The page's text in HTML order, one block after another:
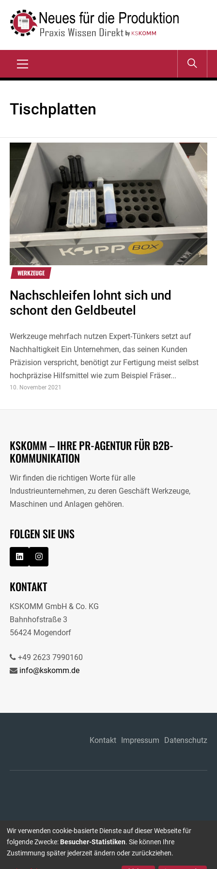
Inhalt
springen
NEUES FÜR DIE
PRODUKTION
Tischplatten
WERKZEUGE
Nachschleifen lohnt sich und
schont den Geldbeutel
Werkzeuge mehrfach nutzen Expert-Tünkers setzt auf
Nachhaltigkeit Ein Unternehmen, das seinen Kunden
Präzision verspricht, benötigt zur Fertigung meist selbst
hochpräzise Hilfsmittel wie zum Beispiel Fräser...
10. November 2021
KSKOMM – IHRE PR-AGENTUR FÜR B2B-
KOMMUNIKATION
Wir finden die richtigen Worte für alle
Industrieunternehmen, zu deren Geschäft Werkzeuge,
Maschinen und Anlagen gehören.
FOLGEN SIE UNS
KONTAKT
KSKOMM GmbH & Co. KG
Bahnhofstraße 3
56424 Mogendorf
+49 2623 7990160
info@kskomm.de
Kontakt Impressum Datenschutz
Wir verwenden cookie-basierte Dienste auf dieser Webseite für
folgende Zwecke: Besucher-Statistiken. Sie können Ihre
Zustimmung später jederzeit ändern oder zurückziehen.